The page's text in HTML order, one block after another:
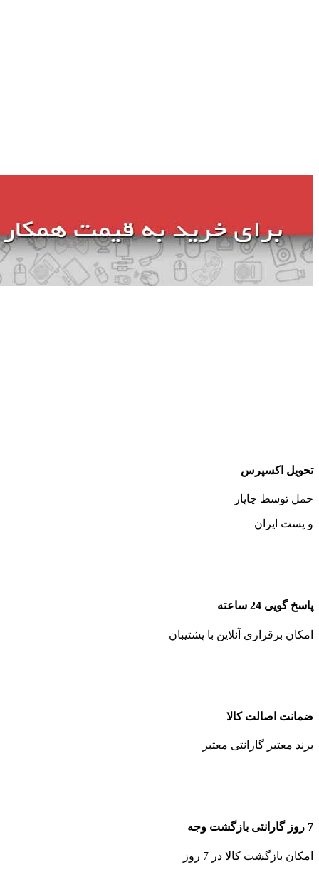
تحویل اکسپرس
حمل توسط چاپار
و پست ایران
پاسخ گویی 24 ساعته
امکان برقراری آنلاین با پشتیبان
ضمانت اصالت کالا
برند معتبر گارانتی معتبر
7 روز گارانتی بازگشت وجه
امکان بازگشت کالا در 7 روز